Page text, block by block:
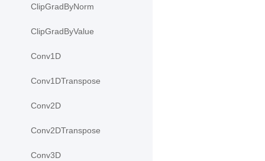
ClipGradByNorm
ClipGradByValue
Conv1D
Conv1DTranspose
Conv2D
Conv2DTranspose
Conv3D